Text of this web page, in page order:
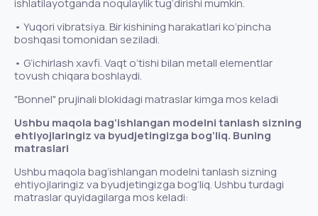
ishlatilayotganda noqulaylik tug‘dirishi mumkin.
• Yuqori vibratsiya. Bir kishining harakatlari ko‘pincha
boshqasi tomonidan seziladi.
• G‘ichirlash xavfi. Vaqt o‘tishi bilan metall elementlar
tovush chiqara boshlaydi.
"Bonnel" prujinali blokidagi matraslar kimga mos keladi
Ushbu maqola bag‘ishlangan modelni tanlash sizning
ehtiyojlaringiz va byudjetingizga bog‘liq. Buning
matraslari
Ushbu maqola bag‘ishlangan modelni tanlash sizning
ehtiyojlaringiz va byudjetingizga bog‘liq. Ushbu turdagi
matraslar quyidagilarga mos keladi: